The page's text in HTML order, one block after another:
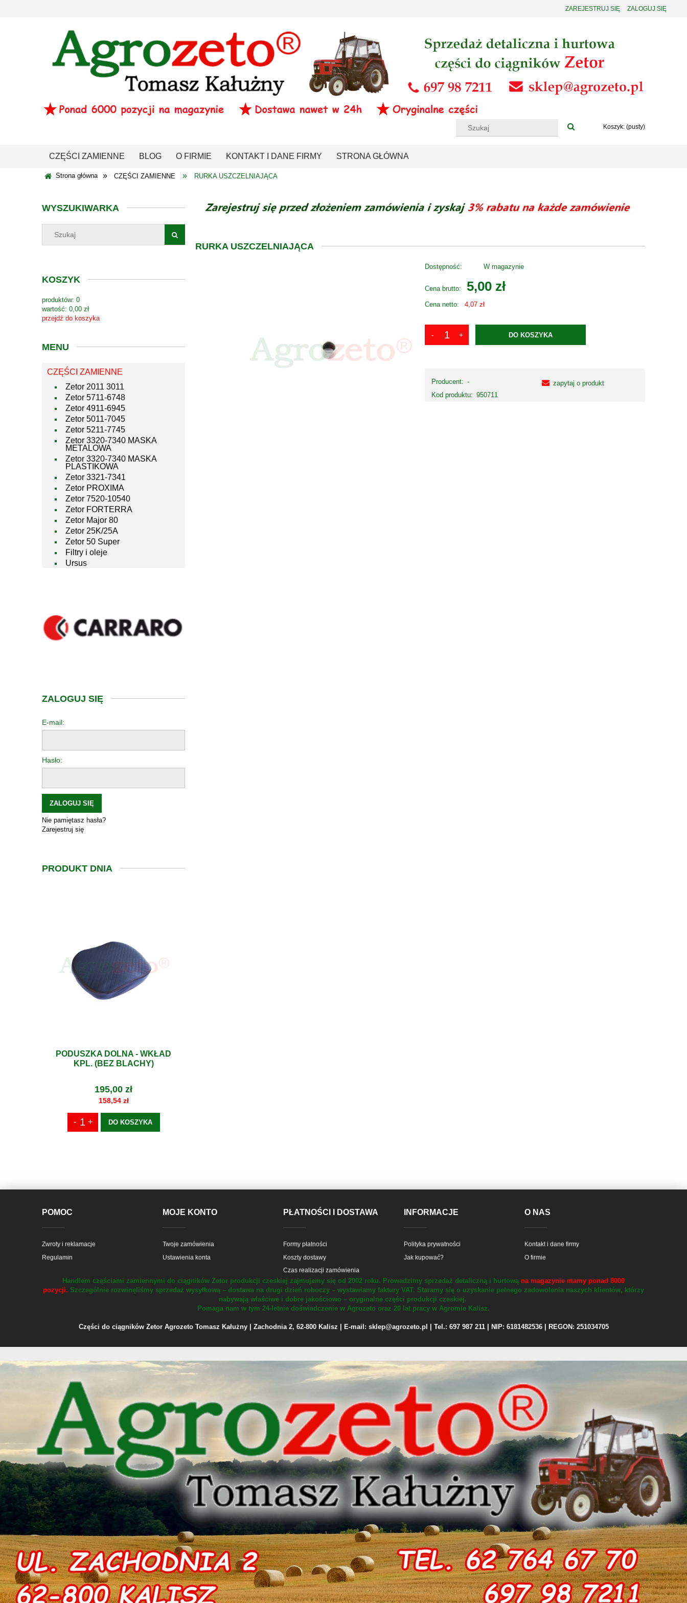
ZAREJESTRUJ SIĘ ZALOGUJ SIĘ
Koszyk: (pusty)
CZĘŚCI ZAMIENNE BLOG O FIRMIE KONTAKT I DANE FIRMY STRONA GŁÓWNA
Strona główna » CZĘŚCI ZAMIENNE » RURKA USZCZELNIAJĄCA
WYSZUKIWARKA
KOSZYK
produktów: 0
wartość: 0,00 zł
przejdź do koszyka
MENU
CZĘŚCI ZAMIENNE
Zetor 2011 3011
Zetor 5711-6748
Zetor 4911-6945
Zetor 5011-7045
Zetor 5211-7745
Zetor 3320-7340 MASKA
METALOWA
Zetor 3320-7340 MASKA
PLASTIKOWA
Zetor 3321-7341
Zetor PROXIMA
Zetor 7520-10540
Zetor FORTERRA
Zetor Major 80
Zetor 25K/25A
Zetor 50 Super
Filtry i oleje
Ursus
ZALOGUJ SIĘ
E-mail:
Hasło:
ZALOGUJ SIĘ
Nie pamiętasz hasła?
Zarejestruj się
PRODUKT DNIA
PODUSZKA DOLNA - WKŁAD
KPL. (BEZ BLACHY)
195,00 zł
158,54 zł
DO KOSZYKA
RURKA USZCZELNIAJĄCA
Dostępność: W magazynie
Cena brutto: 5,00 zł
Cena netto: 4,07 zł
DO KOSZYKA
Producent: -
Kod produktu: 950711
zapytaj o produkt
POMOC
Zwroty i reklamacje
Regulamin
MOJE KONTO
Twoje zamówienia
Ustawienia konta
PŁATNOŚCI I DOSTAWA
Formy płatności
Koszty dostawy
Czas realizacji zamówienia
INFORMACJE
Polityka prywatności
Jak kupować?
O NAS
Kontakt i dane firmy
O firmie
Handlem częściami zamiennymi do ciągników Zetor produkcji czeskiej zajmujemy się od 2002 roku. Prowadzimy sprzedaż detaliczną i hurtową na magazynie mamy ponad 8000
pozycji. Szczególnie rozwinęliśmy sprzedaż wysyłkową – dostawa na drugi dzień roboczy – wystawiamy faktury VAT. Staramy się o uzyskanie pełnego zadowolenia naszych klientów, którzy
nabywają właściwe i dobre jakościowo – oryginalne części produkcji czeskiej.
Pomaga nam w tym 24-letnie doświadczenie w Agrozeto oraz 20 lat pracy w Agromie Kalisz.
Części do ciągników Zetor Agrozeto Tomasz Kałużny | Zachodnia 2, 62-800 Kalisz | E-mail: sklep@agrozeto.pl | Tel.: 697 987 211 | NIP: 6181482536 | REGON: 251034705